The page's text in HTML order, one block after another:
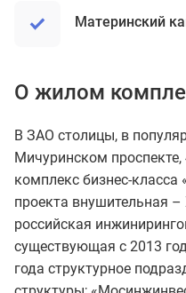
материнский
О жилом
В ЗАО столицы, в
Мичуринском
комплекс бизнес-
проекта внушительная
российская
существующая с 2013
года структурное